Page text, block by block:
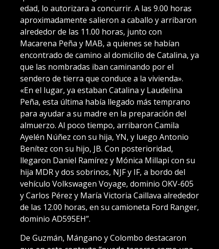
edad, lo autorizara a concurrir. A las 9.00 horas
aproximadamente salieron a caballo y arribaron
alrededor de las 11.00 horas, junto con
Macarena Peña y MAB, a quienes se habían
encontrado de camino al domicilio de Catalina, ya
que las nombradas iban caminando por el
sendero de tierra que conduce a la vivienda».
«En el lugar, ya estaban Catalina y Laudelina
Peña, esta última había llegado más temprano
para ayudar a su madre en la preparación del
almuerzo. Al poco tiempo, arribaron Camila
Ayelén Núñez con su hija, YN, y luego Antonio
Benítez con su hijo, JB. Con posterioridad,
llegaron Daniel Ramírez y Mónica Millapi con su
hija MDR y dos sobrinos, NJF y IF, a bordo del
vehículo Volkswagen Voyage, dominio OKV-605
y Carlos Pérez y María Victoria Caillava alrededor
de las 12.00 horas, en su camioneta Ford Ranger,
dominio AD595EH”.
De Guzmán, Mángano y Colombo destacaron